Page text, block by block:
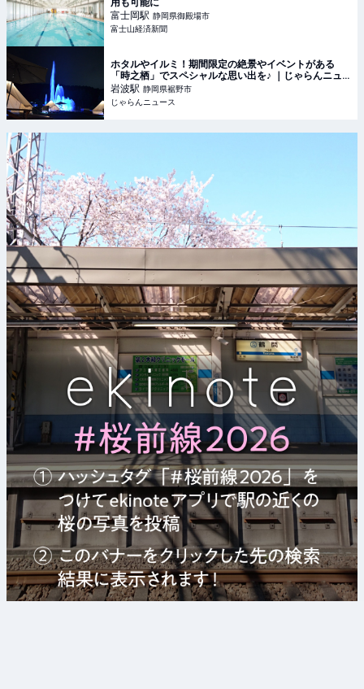
用も可能に
富士岡駅 静岡県御殿場市
富士山経済新聞
ホタルやイルミ！期間限定の絶景やイベントがある
「時之栖」でスペシャルな思い出を♪ ｜じゃらんニュ
ース
岩波駅 静岡県裾野市
じゃらんニュース